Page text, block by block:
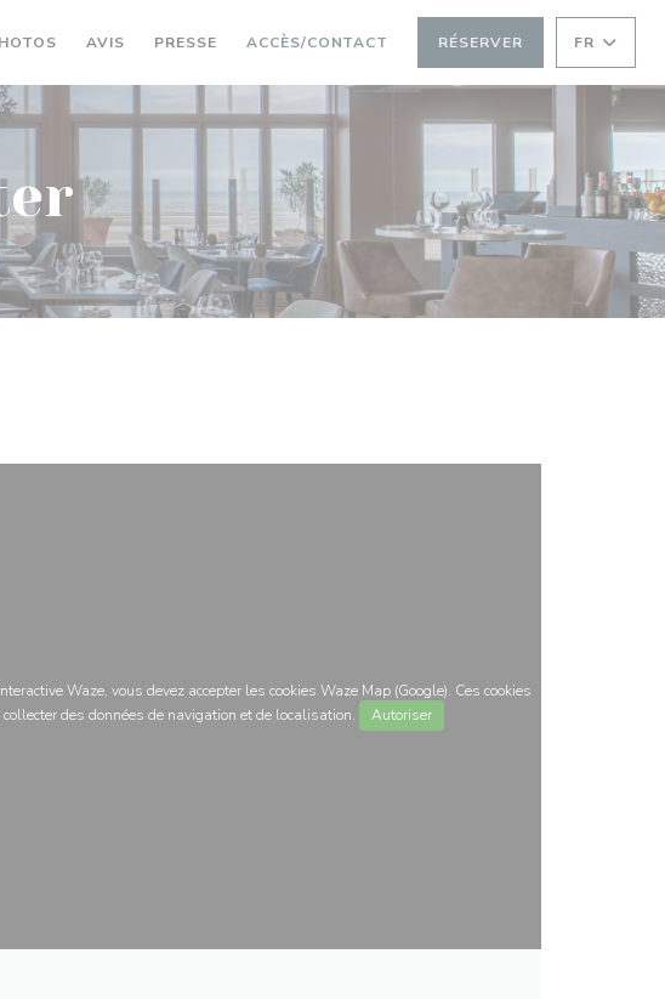
AVIS PRESSE ACCÈS/CONTACT RÉSERVER FR
Waze, vous devez accepter les cookies Waze Map (Google). Ces cookies
collecter des données de navigation et de localisation.
Autoriser